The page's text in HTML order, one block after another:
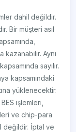
dahil değildir.
Bir müşteri asıl
Aynı
sayılır.
kapsamındaki
yüklenecektir.
işlemleri,
ve chip-para
değildir. İptal ve